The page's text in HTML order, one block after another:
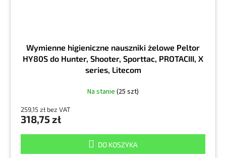
Wymienne higieniczne nauszniki żelowe Peltor
HY80S do Hunter, Shooter, Sporttac, PROTACIII, X
series, Litecom
Na stanie (25 szt)
259,15 zł bez VAT
318,75 zł
DO KOSZYKA